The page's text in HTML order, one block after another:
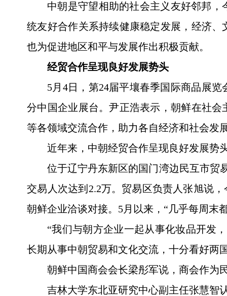
中朝是守望相助的社会主义友好邻邦
统友好合作关系持续健康稳定发展，经济
也为促进地区和平与发展作出积极贡献。
经贸合作呈现良好发展势头
5月4日，第24届平壤春季国际商品展
分中国企业展台。尹正浩表示，朝鲜在社
等各领域交流合作，助力各自经济和社会发
近年来，中朝经贸合作呈现良好发展势
位于辽宁丹东新区的国门湾边民互市贸
交易人次达到2.2万。贸易区负责人张旭说
朝鲜企业洽谈对接。5月以来，“几乎每周末
“我们与朝方企业一起从事化妆品开发
长期从事中朝贸易和文化交流，十分看好两
朝鲜中国商会会长梁彤军说，商会作为
吉林大学东北亚研究中心副主任张慧智